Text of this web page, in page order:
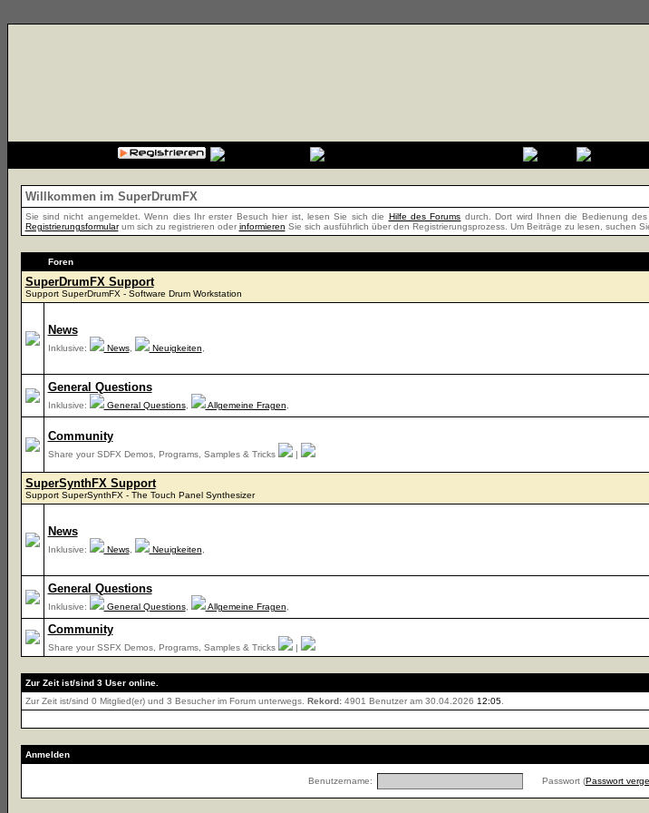
Willkommen im SuperDrumFX
Sie sind nicht angemeldet. Wenn dies Ihr erster Besuch hier ist, lesen Sie sich die Hilfe des Forums durch. Dort wird Ihnen die Bedienung
Registrierungsformularum sich zu registrieren oder informieren Sie sich ausführlich über den Registrierungsprozess. Um Beiträge zu lesen, suchen
Foren
SuperDrumFX Support
Support SuperDrumFX - Software Drum Workstation
News
Inklusive: News, Neuigkeiten
General Questions
Inklusive: General Questions, Allgemeine Fragen
Community
Share your SDFX Demos, Programs, Samples & Tricks |
SuperSynthFX Support
Support SuperSynthFX - The Touch Panel Synthesizer
News
Inklusive: News, Neuigkeiten
General Questions
Inklusive: General Questions, Allgemeine Fragen
Community
Share your SSFX Demos, Programs, Samples & Tricks |
Zur Zeit ist/sind 3 User online.
Zur Zeit ist/sind 0 Mitglied(er) und 3 Besucher im Forum unterwegs. Rekord:4901 Benutzer am 30.04.2026 12:05.
Anmelden
Benutzername: Passwort (Passwort